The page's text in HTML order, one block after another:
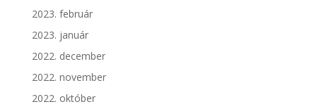
2023. február
2023. január
2022. december
2022. november
2022. október